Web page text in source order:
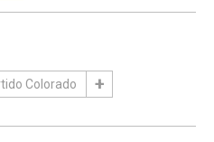
Colorado